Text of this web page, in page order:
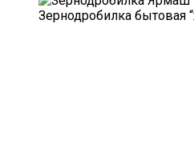
Зернодробилка бытовая